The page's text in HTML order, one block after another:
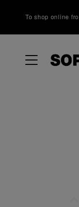
To shop online